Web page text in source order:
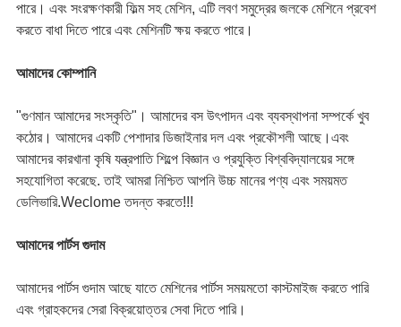
পারে। এবং সংরক্ষণকারী ফিল্ম সহ মেশিন, এটি লবণ সমুদ্রের জলকে মেশিনে প্রবেশ
করতে বাধা দিতে পারে এবং মেশিনটি ক্ষয় করতে পারে।
আমাদের কোম্পানি
"গুণমান আমাদের সংস্কৃতি"। আমাদের বস উৎপাদন এবং ব্যবস্থাপনা সম্পর্কে খুব
কঠোর। আমাদের একটি পেশাদার ডিজাইনার দল এবং প্রকৌশলী আছে।এবং
আমাদের কারখানা কৃষি যন্ত্রপাতি শিল্পে বিজ্ঞান ও প্রযুক্তি বিশ্ববিদ্যালয়ের সঙ্গে
সহযোগিতা করেছে. তাই আমরা নিশ্চিত আপনি উচ্চ মানের পণ্য এবং সময়মত
ডেলিভারি.Weclome তদন্ত করতে!!!
আমাদের পার্টস গুদাম
আমাদের পার্টস গুদাম আছে যাতে মেশিনের পার্টস সময়মতো কাস্টমাইজ করতে পারি
এবং গ্রাহকদের সেরা বিক্রয়োত্তর সেবা দিতে পারি।